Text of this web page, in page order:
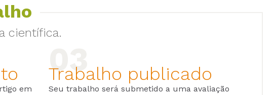
científica.
em
Trabalho publicado
Seu trabalho será submetido a uma avaliação